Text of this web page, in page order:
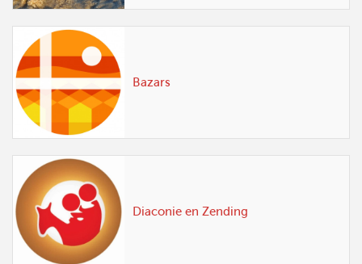
Bazars
Diaconie en Zending